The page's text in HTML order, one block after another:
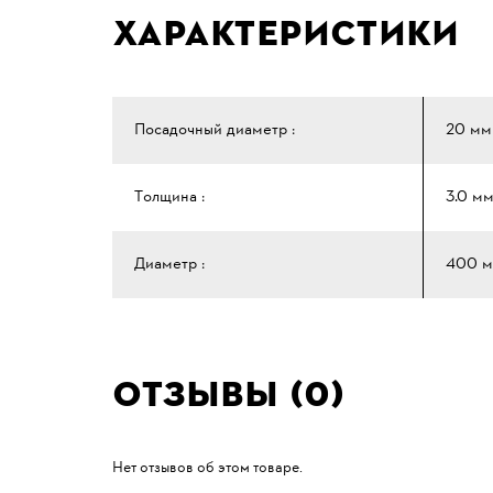
Характеристики
Посадочный диаметр : 20 мм
Толщина : 3.0 мм
Диаметр : 400
Отзывы (0)
Нет отзывов об этом товаре.